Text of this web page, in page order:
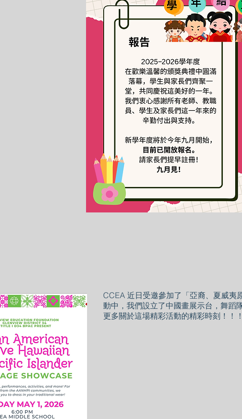
CCEA 近日受邀參加了「亞裔、夏威夷
動中，我們設立了中國畫展示台，舞蹈
更多關於這場精彩活動的精彩時刻！！！